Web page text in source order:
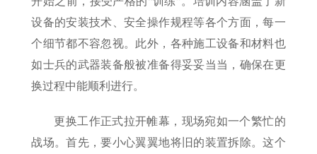
设备的安装技术、安全操作规程等各个方面，每一
个细节都不容忽视。此外，各种施工设备和材料也
如士兵的武器装备般被准备得妥妥当当，确保在更
换过程中能顺利进行。
更换工作正式拉开帷幕，现场宛如一个繁忙的
战场。首先，要小心翼翼地将旧的装置拆除。这个